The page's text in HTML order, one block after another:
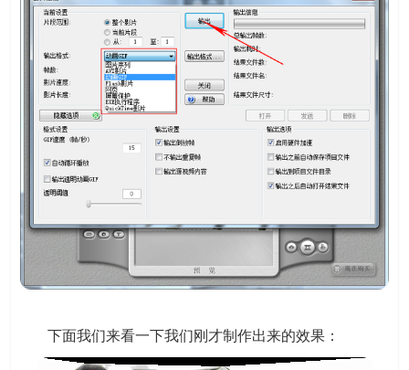
下面我们来看一下我们刚才制作出来的效果：